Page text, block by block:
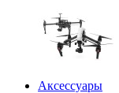
Аксессуары